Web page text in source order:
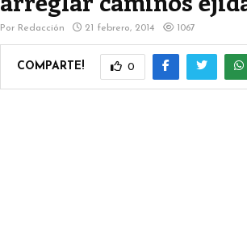
Por Redacción 21 febrero, 2014 1067
COMPARTE! 0